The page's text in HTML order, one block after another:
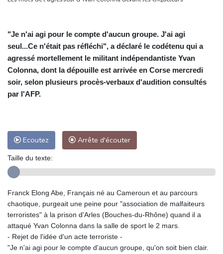
Culottes menstruelles : les règles du remboursement précisées
"Je n'ai agi pour le compte d'aucun groupe. J'ai agi
seul...Ce n'était pas réfléchi", a déclaré le codétenu qui a
agressé mortellement le militant indépendantiste Yvan
Colonna, dont la dépouille est arrivée en Corse mercredi
soir, selon plusieurs procès-verbaux d'audition consultés
par l'AFP.
Ecoutez Arrête d'écouter
Taille du texte:
Franck Elong Abe, Français né au Cameroun et au parcours
chaotique, purgeait une peine pour "association de malfaiteurs
terroristes" à la prison d'Arles (Bouches-du-Rhône) quand il a
attaqué Yvan Colonna dans la salle de sport le 2 mars.
- Rejet de l'idée d'un acte terroriste -
"Je n'ai agi pour le compte d'aucun groupe, qu'on soit bien clair.